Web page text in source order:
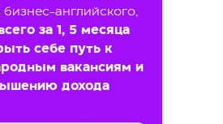
английского,
за 1, 5 месяца
себе путь к
вакансиям и
дохода